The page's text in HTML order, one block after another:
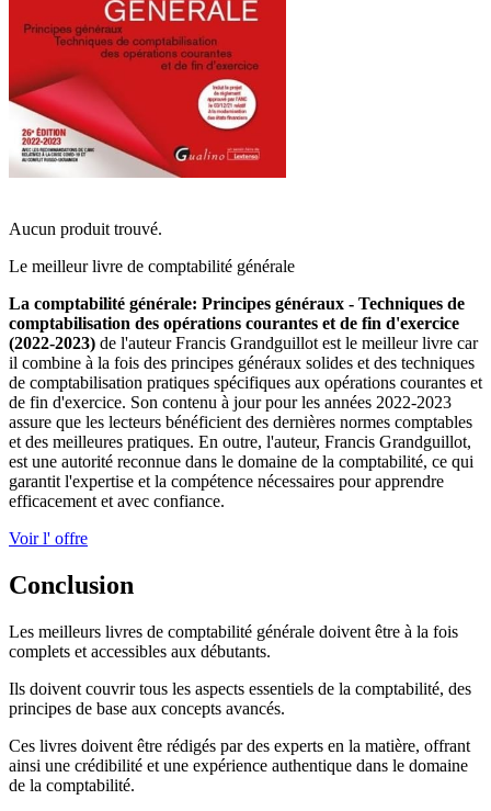
Aucun produit trouvé.
Le meilleur livre de comptabilité générale
La comptabilité générale: Principes généraux - Techniques de
comptabilisation des opérations courantes et de fin d'exercice
(2022-2023) de l'auteur Francis Grandguillot est le meilleur livre car
il combine à la fois des principes généraux solides et des techniques
de comptabilisation pratiques spécifiques aux opérations courantes et
de fin d'exercice. Son contenu à jour pour les années 2022-2023
assure que les lecteurs bénéficient des dernières normes comptables
et des meilleures pratiques. En outre, l'auteur, Francis Grandguillot,
est une autorité reconnue dans le domaine de la comptabilité, ce qui
garantit l'expertise et la compétence nécessaires pour apprendre
efficacement et avec confiance.
Voir l' offre
Conclusion
Les meilleurs livres de comptabilité générale doivent être à la fois
complets et accessibles aux débutants.
Ils doivent couvrir tous les aspects essentiels de la comptabilité, des
principes de base aux concepts avancés.
Ces livres doivent être rédigés par des experts en la matière, offrant
ainsi une crédibilité et une expérience authentique dans le domaine
de la comptabilité.